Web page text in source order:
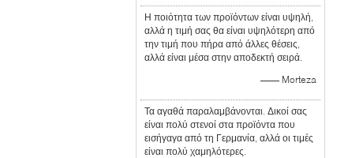
Η ποιότητα των προϊόντων είναι υψηλή,
αλλά η τιμή σας θα είναι υψηλότερη από
την τιμή που πήρα από άλλες θέσεις,
αλλά είναι μέσα στην αποδεκτή σειρά.
—— Morteza
Τα αγαθά παραλαμβάνονται. Δικοί σας
είναι πολύ στενοί στα προϊόντα που
εισήγαγα από τη Γερμανία, αλλά οι τιμές
είναι πολύ χαμηλότερες.